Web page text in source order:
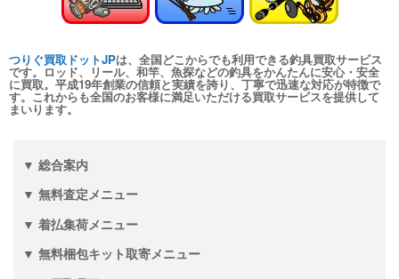
（2026/01/31迄）
釣具買取クーポンturi20260104-
01（2026/01/31迄）
2026/01/04
和竿 至峰 9.5尺 未使用
02（2026/01/31迄）
和竿 紀州竹竿 山彦 むらさめ 信
8.1尺 未使用
釣具買取クーポン
03（2026/01/31迄）
和竿 源竿師 柳雪 9.2尺 未使用
つりぐ買取ドットJPは、全国どこからでも利用できる釣具買取サービス
です。ロッド、リール、和竿、魚探などの釣具をかんたんに安心・安全
に買取。平成19年創業の信頼と実績を誇り、丁寧で迅速な対応が特徴で
す。これからも全国のお客様に満足いただける買取サービスを提供して
まいります。
▼ 総合案内
▼ 無料査定メニュー
▼ 着払集荷メニュー
▼ 無料梱包キット取寄メニュー